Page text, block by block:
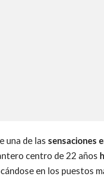
una de las sensaciones
centro de 22 años
en los puestos